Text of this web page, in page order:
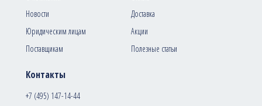
Контакты
+7 (495) 147-14-44
Новости
Юридическим лицам
Поставщикам
Доставка
Акции
Полезные статьи